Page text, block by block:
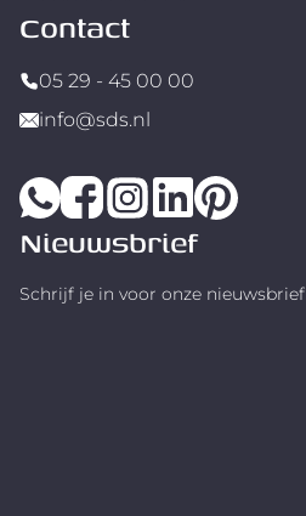
Contact
05 29 - 45 00 00
info@sds.nl
Nieuwsbrief
Schrijf je in voor onze nieuwsbrief